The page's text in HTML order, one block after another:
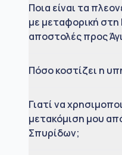
Ποια είναι τα
με μεταφορική στη
αποστολές προς
Πόσο κοστίζει η
Γιατί να
μετακόμιση μου
Σπυρίδων;